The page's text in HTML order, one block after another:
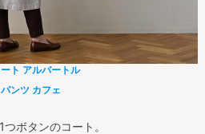
ト アルバートル
ンツ カフェ
ボタンのコート。